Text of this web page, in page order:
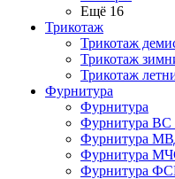
Ещё 16
Трикотаж
Трикотаж
Трикотаж
Трикотаж
Фурнитура
Фурнитура
Фурнитура
Фурнитура
Фурнитура
Фурнитура